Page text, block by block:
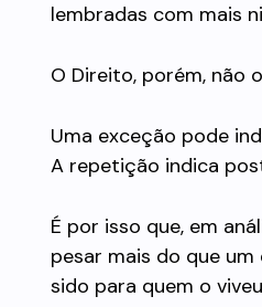
lembradas com mais
O Direito, porém, não
Uma exceção pode
A repetição indica
É por isso que, em
pesar mais do que
sido para quem o